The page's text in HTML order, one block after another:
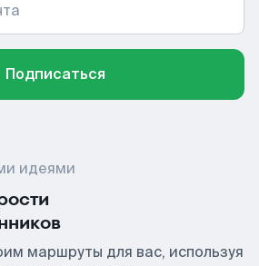
Подписаться
идеями
маршруты для вас, используя